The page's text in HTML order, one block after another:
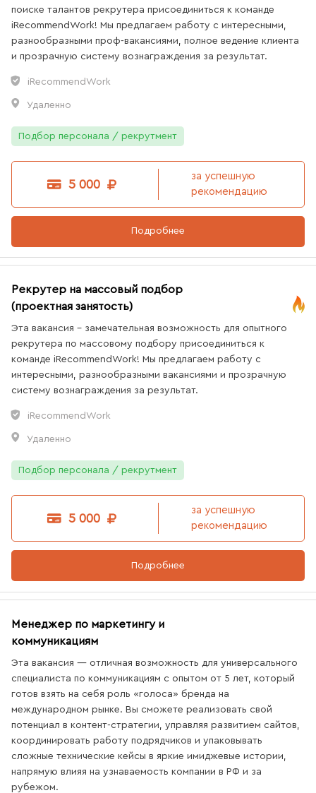
поиске талантов рекрутера присоединиться к команде
iRecommendWork! Мы предлагаем работу с интересными,
разнообразными проф-вакансиями, полное ведение клиента
и прозрачную систему вознаграждения за результат.
iRecommendWork
Удаленно
Подбор персонала / рекрутмент
5 000
за успешную
рекомендацию
Подробнее
Рекрутер на массовый подбор
(проектная занятость)
Эта вакансия - замечательная возможность для опытного
рекрутера по массовому подбору присоединиться к
команде iRecommendWork! Мы предлагаем работу с
интересными, разнообразными вакансиями и прозрачную
систему вознаграждения за результат.
iRecommendWork
Удаленно
Подбор персонала / рекрутмент
5 000
за успешную
рекомендацию
Подробнее
Менеджер по маркетингу и
коммуникациям
Эта вакансия — отличная возможность для универсального
специалиста по коммуникациям с опытом от 5 лет, который
готов взять на себя роль «голоса» бренда на
международном рынке. Вы сможете реализовать свой
потенциал в контент-стратегии, управляя развитием сайтов,
координировать работу подрядчиков и упаковывать
сложные технические кейсы в яркие имиджевые истории,
напрямую влияя на узнаваемость компании в РФ и за
рубежом.